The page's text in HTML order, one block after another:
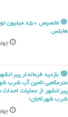
🛑 تخصیص
هابلس
مترمکعبی تامین آب شرب
شرب شهرلاجان؛